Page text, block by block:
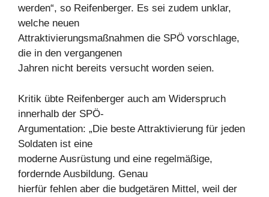
werden“, so Reifenberger. Es sei zudem unklar,
welche neuen
Attraktivierungsmaßnahmen die SPÖ vorschlage,
die in den vergangenen
Jahren nicht bereits versucht worden seien.
Kritik übte Reifenberger auch am Widerspruch
innerhalb der SPÖ-
Argumentation: „Die beste Attraktivierung für jeden
Soldaten ist eine
moderne Ausrüstung und eine regelmäßige,
fordernde Ausbildung. Genau
hierfür fehlen aber die budgetären Mittel, weil der